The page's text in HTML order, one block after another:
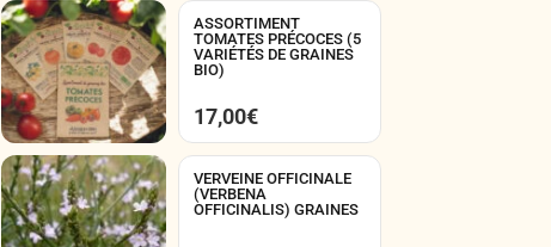
ASSORTIMENT
TOMATES PRÉCOCES (5
VARIÉTÉS DE GRAINES
BIO)
17,00€
VERVEINE OFFICINALE
(VERBENA
OFFICINALIS) GRAINES